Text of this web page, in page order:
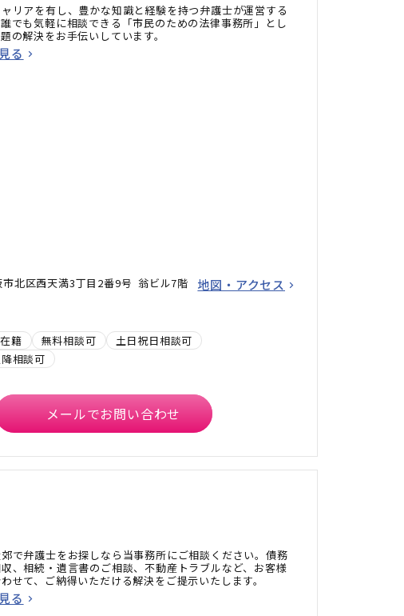
リアを有し、豊かな知識と経験を持つ弁護士が運営する
でも気軽に相談できる「市民のための法律事務所」とし
の解決をお手伝いしています。
る
市北区西天満3丁目2番9号 翁ビル7階 地図・アクセス
籍 無料相談可
土日祝日相談可
相談可
メールでお問い合わせ
で弁護士をお探しなら当事務所にご相談ください。債務
、相続・遺言書のご相談、不動産トラブルなど、お客様
せて、ご納得いただける解決をご提示いたします。
る